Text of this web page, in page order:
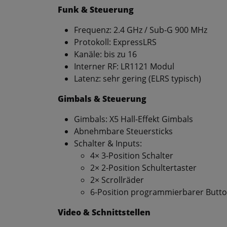
Funk & Steuerung
Frequenz: 2.4 GHz / Sub-G 900 MHz
Protokoll: ExpressLRS
Kanäle: bis zu 16
Interner RF: LR1121 Modul
Latenz: sehr gering (ELRS typisch)
Gimbals & Steuerung
Gimbals: X5 Hall-Effekt Gimbals
Abnehmbare Steuersticks
Schalter & Inputs:
4× 3-Position Schalter
2× 2-Position Schultertaster
2× Scrollräder
6-Position programmierbarer
Video & Schnittstellen